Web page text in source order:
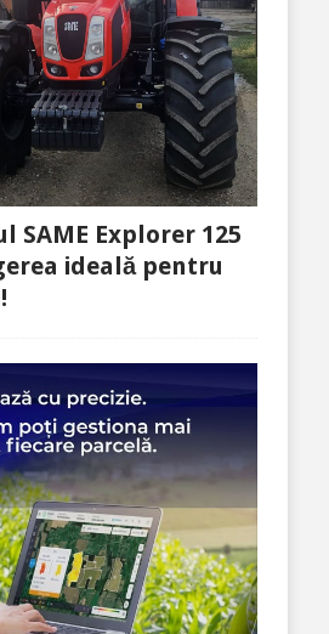
SAME Explorer 125
ideală pentru